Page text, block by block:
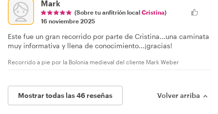
Mark
(Sobre tu anfitrión local Cristina)
16 noviembre 2025
Este fue un gran recorrido por parte de Cristina...una caminata
muy informativa y llena de conocimiento...¡gracias!
Recorrido a pie por la Bolonia medieval del cliente Mark Weber
Mostrar todas las 46 reseñas Volver arriba